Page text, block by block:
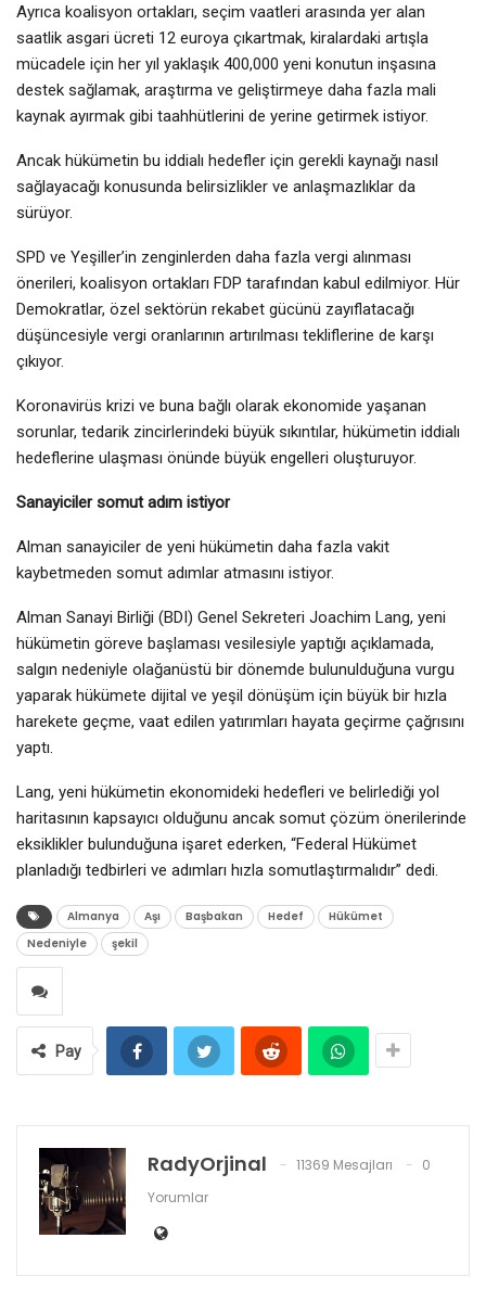
Ayrıca koalisyon ortakları, seçim vaatleri arasında yer alan
saatlik asgari ücreti 12 euroya çıkartmak, kiralardaki artışla
mücadele için her yıl yaklaşık 400,000 yeni konutun inşasına
destek sağlamak, araştırma ve geliştirmeye daha fazla mali
kaynak ayırmak gibi taahhütlerini de yerine getirmek istiyor.
Ancak hükümetin bu iddialı hedefler için gerekli kaynağı nasıl
sağlayacağı konusunda belirsizlikler ve anlaşmazlıklar da
sürüyor.
SPD ve Yeşiller’in zenginlerden daha fazla vergi alınması
önerileri, koalisyon ortakları FDP tarafından kabul edilmiyor. Hür
Demokratlar, özel sektörün rekabet gücünü zayıflatacağı
düşüncesiyle vergi oranlarının artırılması tekliflerine de karşı
çıkıyor.
Koronavirüs krizi ve buna bağlı olarak ekonomide yaşanan
sorunlar, tedarik zincirlerindeki büyük sıkıntılar, hükümetin iddialı
hedeflerine ulaşması önünde büyük engelleri oluşturuyor.
Sanayiciler somut adım istiyor
Alman sanayiciler de yeni hükümetin daha fazla vakit
kaybetmeden somut adımlar atmasını istiyor.
Alman Sanayi Birliği (BDI) Genel Sekreteri Joachim Lang, yeni
hükümetin göreve başlaması vesilesiyle yaptığı açıklamada,
salgın nedeniyle olağanüstü bir dönemde bulunulduğuna vurgu
yaparak hükümete dijital ve yeşil dönüşüm için büyük bir hızla
harekete geçme, vaat edilen yatırımları hayata geçirme çağrısını
yaptı.
Lang, yeni hükümetin ekonomideki hedefleri ve belirlediği yol
haritasının kapsayıcı olduğunu ancak somut çözüm önerilerinde
eksiklikler bulunduğuna işaret ederken, “Federal Hükümet
planladığı tedbirleri ve adımları hızla somutlaştırmalıdır” dedi.
Almanya Aşı Başbakan Hedef
Hükümet
Nedeniyle
şekil
Pay
RadyOrjinal 11369 Mesajları
0
Yorumlar